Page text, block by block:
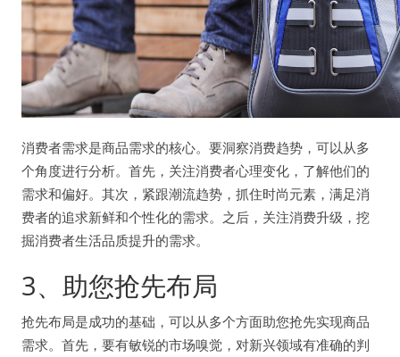
消费者需求是商品需求的核心。要洞察消费趋势，可以从多
个角度进行分析。首先，关注消费者心理变化，了解他们的
需求和偏好。其次，紧跟潮流趋势，抓住时尚元素，满足消
费者的追求新鲜和个性化的需求。之后，关注消费升级，挖
掘消费者生活品质提升的需求。
3、助您抢先布局
抢先布局是成功的基础，可以从多个方面助您抢先实现商品
需求。首先，要有敏锐的市场嗅觉，对新兴领域有准确的判